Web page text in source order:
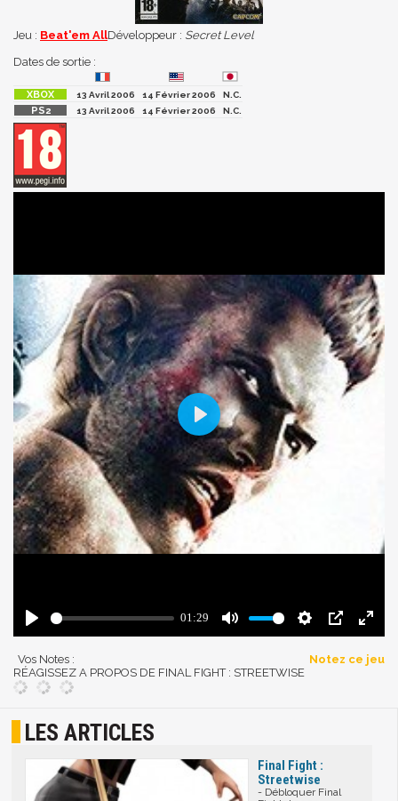
Jeu : Beat'em AllDéveloppeur : Secret Level
Dates de sortie :
13 Avril 2006 14 Février 2006
N.C.
13 Avril 2006
14 Février 2006 N.C.
Vos Notes :
Notez ce jeu
RÉAGISSEZ A PROPOS DE FINAL FIGHT : STREETWISE
LES ARTICLES
Final Fight :
Streetwise
- Débloquer Final